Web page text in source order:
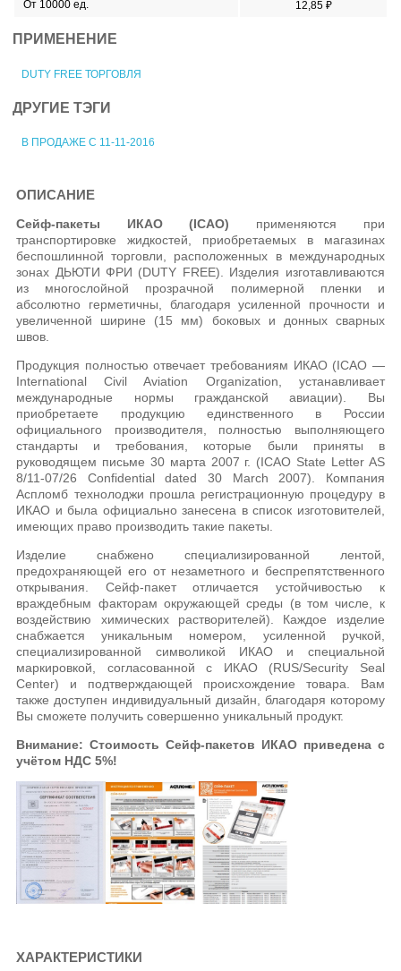
От 10000 ед.
12,85 ₽
ПРИМЕНЕНИЕ
DUTY FREE ТОРГОВЛЯ
ДРУГИЕ ТЭГИ
В ПРОДАЖЕ С 11-11-2016
ОПИСАНИЕ
Сейф-пакеты ИКАО (ICAO) применяются при
транспортировке жидкостей, приобретаемых в магазинах
беспошлинной торговли, расположенных в международных
зонах ДЬЮТИ ФРИ (DUTY FREE). Изделия изготавливаются
из многослойной прозрачной полимерной пленки и
абсолютно герметичны, благодаря усиленной прочности и
увеличенной ширине (15 мм) боковых и донных сварных
швов.
Продукция полностью отвечает требованиям ИКАО (ICAO —
International Civil Aviation Organization, устанавливает
международные нормы гражданской авиации). Вы
приобретаете продукцию единственного в России
официального производителя, полностью выполняющего
стандарты и требования, которые были приняты в
руководящем письме 30 марта 2007 г. (ICAO State Letter AS
8/11-07/26 Confidential dated 30 March 2007). Компания
Аспломб технолоджи прошла регистрационную процедуру в
ИКАО и была официально занесена в список изготовителей,
имеющих право производить такие пакеты.
Изделие снабжено специализированной лентой,
предохраняющей его от незаметного и беспрепятственного
открывания. Сейф-пакет отличается устойчивостью к
враждебным факторам окружающей среды (в том числе, к
воздействию химических растворителей). Каждое изделие
снабжается уникальным номером, усиленной ручкой,
специализированной символикой ИКАО и специальной
маркировкой, согласованной с ИКАО (RUS/Security Seal
Center) и подтверждающей происхождение товара. Вам
также доступен индивидуальный дизайн, благодаря которому
Вы сможете получить совершенно уникальный продукт.
Внимание: Стоимость Сейф-пакетов ИКАО приведена с
учётом НДС 5%!
ХАРАКТЕРИСТИКИ